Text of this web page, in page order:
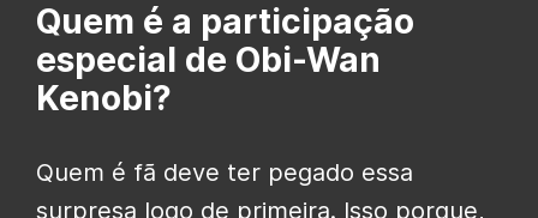
Quem é a participação
especial de Obi-Wan
Kenobi?
Quem é fã deve ter pegado essa
surpresa logo de primeira. Isso porque,